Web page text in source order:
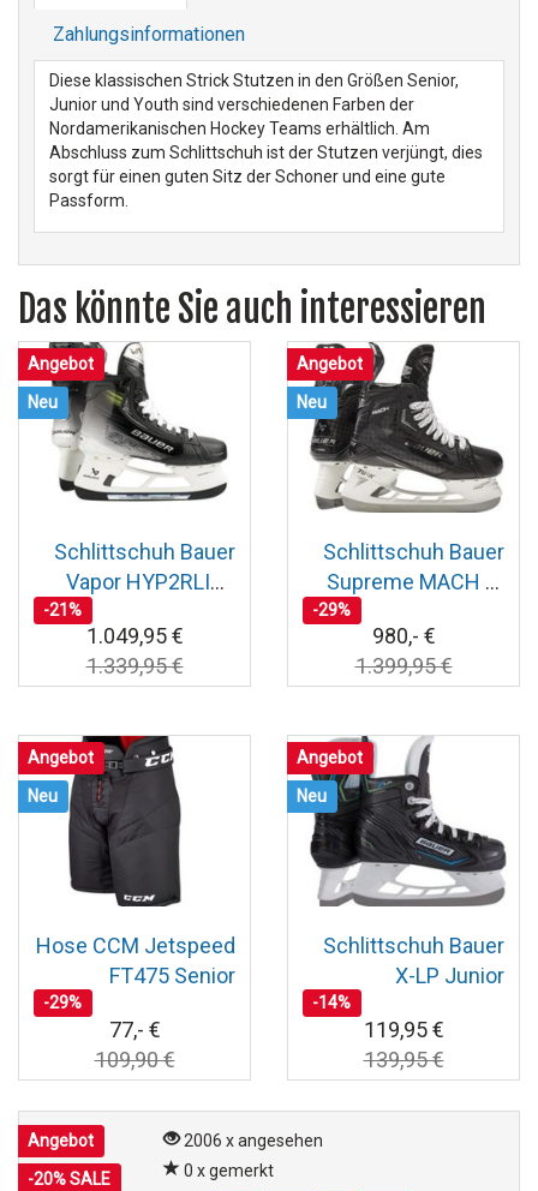
Zahlungsinformationen
Diese klassischen Strick Stutzen in den Größen Senior,
Junior und Youth sind verschiedenen Farben der
Nordamerikanischen Hockey Teams erhältlich. Am
Abschluss zum Schlittschuh ist der Stutzen verjüngt, dies
sorgt für einen guten Sitz der Schoner und eine gute
Passform.
Das könnte Sie auch interessieren
Angebot
Neu
Schlittschuh Bauer
Vapor HYP2RLITE
-21%
1.049,95 €
1.339,95 €
Angebot
Neu
Schlittschuh Bauer
Supreme MACH TI
-29%
980,- €
1.399,95 €
Angebot
Neu
Hose CCM Jetspeed
FT475 Senior
-29%
77,- €
109,90 €
Angebot
Neu
Schlittschuh Bauer
X-LP Junior
-14%
119,95 €
139,95 €
Angebot
-20% SALE
2006 x angesehen
0 x gemerkt